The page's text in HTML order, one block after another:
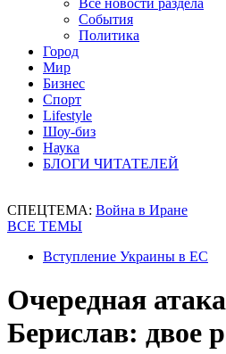
Все новости раздела
События
Политика
Город
Мир
Бизнес
Спорт
Lifestyle
Шоу-биз
Наука
БЛОГИ ЧИТАТЕЛЕЙ
СПЕЦТЕМА: Война в Иране
ВСЕ ТЕМЫ
Вступление Украины в ЕС
Очередная
Берислав: двое